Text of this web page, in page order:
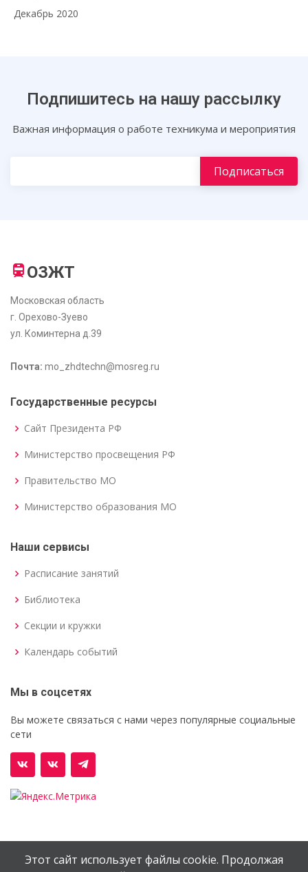
Декабрь 2020
Подпишитесь на нашу рассылку
Важная информация о работе техникума и мероприятия
ОЗЖТ
Московская область
г. Орехово-Зуево
ул. Коминтерна д.39
Почта: mo_zhdtechn@mosreg.ru
Государственные ресурсы
Сайт Президента РФ
Министерство просвещения РФ
Правительство МО
Министерство образования МО
Наши сервисы
Расписание занятий
Библиотека
Секции и кружки
Календарь событий
Мы в соцсетях
Вы можете связаться с нами через популярные социальные
сети
Этот сайт использует файлы cookie. Продолжая